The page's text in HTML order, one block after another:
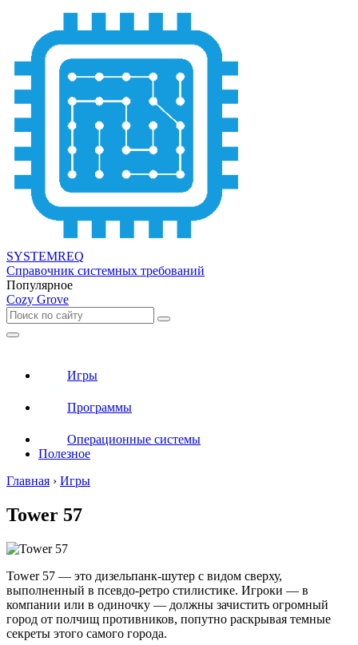
SYSTEMREQ
Справочник системных требований
Популярное
Cozy Grove
Игры
Программы
Операционные системы
Полезное
Главная › Игры
Tower 57
Tower 57 — это дизельпанк-шутер с видом сверху,
выполненный в псевдо-ретро стилистике. Игроки — в
компании или в одиночку — должны зачистить огромный
город от полчищ противников, попутно раскрывая темные
секреты этого самого города.